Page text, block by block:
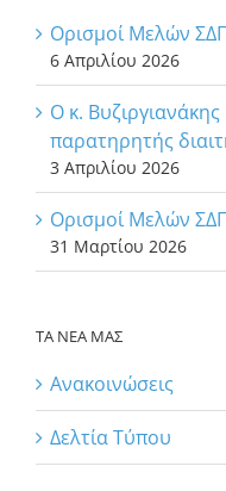
Ορισμοί Μελών
6 Απριλίου 2026
Ο κ.
παρατηρητής
3 Απριλίου 2026
Ορισμοί Μελών
31 Μαρτίου 2026
ΤΑ ΝΕΑ ΜΑΣ
Ανακοινώσεις
Δελτία Τύπου